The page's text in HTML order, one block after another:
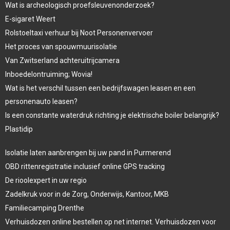
Wat is archeologisch proefsleuvenonderzoek?
E-sigaret Weert
Rolstoeltaxi verhuur bij Noot Personenvervoer
Het proces van spouwmuurisolatie
Van Zwitserland achteruitrijcamera
Inboedelontruiming; Wovia!
Wat is het verschil tussen een bedrijfswagen leasen en een
personenauto leasen?
Is een constante waterdruk richting je elektrische boiler belangrijk?
Plastidip
Isolatie laten aanbrengen bij uw pand in Purmerend
OBD rittenregistratie inclusief online GPS tracking
De rioolexpert in uw regio
Zadelkruk voor in de Zorg, Onderwijs, Kantoor, MKB
Familiecamping Drenthe
Verhuisdozen online bestellen op net internet. Verhuisdozen voor